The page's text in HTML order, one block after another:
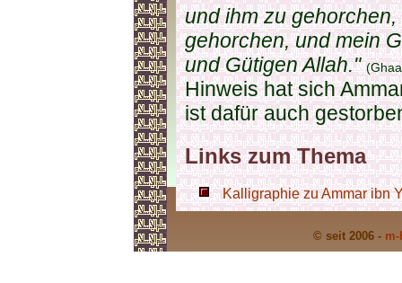
und ihm zu
gehorchen, und mein
und Gütigen Allah."
Hinweis hat sich
ist dafür auch
Links zum Thema
Kalligraphie zu Ammar ibn
© seit 2006 -